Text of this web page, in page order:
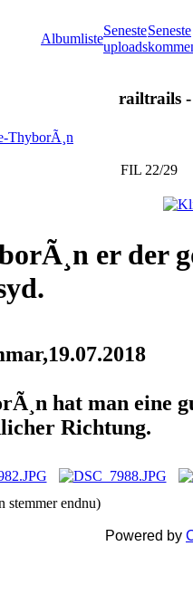
Albumliste
Seneste
uploads
Seneste
railtrails
ThyborÃ¸n
FIL 22/29
er der
hat man eine
Richtung.
stemmer endnu)
Powered by